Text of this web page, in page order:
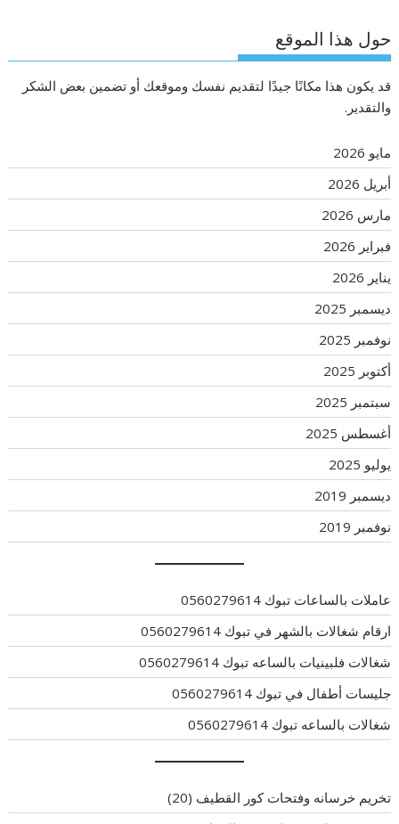
حول هذا الموقع
قد يكون هذا مكانًا جيدًا لتقديم نفسك وموقعك أو تضمين بعض الشكر
والتقدير.
مايو 2026
أبريل 2026
مارس 2026
فبراير 2026
يناير 2026
ديسمبر 2025
نوفمبر 2025
أكتوبر 2025
سبتمبر 2025
أغسطس 2025
يوليو 2025
ديسمبر 2019
نوفمبر 2019
عاملات بالساعات تبوك 0560279614
ارقام شغالات بالشهر في تبوك 0560279614
شغالات فلبينيات بالساعه تبوك 0560279614
جليسات أطفال في تبوك 0560279614
شغالات بالساعه تبوك 0560279614
تخريم خرسانه وفتحات كور القطيف (20)